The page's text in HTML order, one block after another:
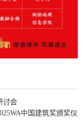
讨会
中国建筑奖颁奖仪